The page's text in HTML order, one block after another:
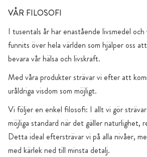
VÅR FILOSOFI
I tusentals år har enastående livsmedel
funnits över hela världen som hjälper oss
bevara vår hälsa och livskraft.
Med våra produkter strävar vi efter att
uråldriga visdom som möjligt.
Vi följer en enkel filosofi: I allt vi gör
möjliga standard när det gäller naturlighet,
Detta ideal eftersträvar vi på alla nivåer,
med kärlek ned till minsta detalj.